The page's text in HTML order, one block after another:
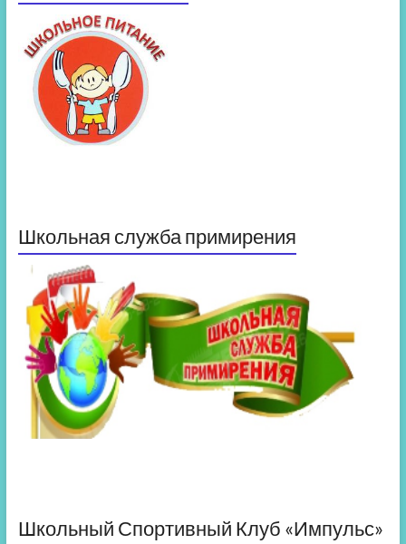
Школьная служба примирения
Школьный Спортивный Клуб «Импульс»